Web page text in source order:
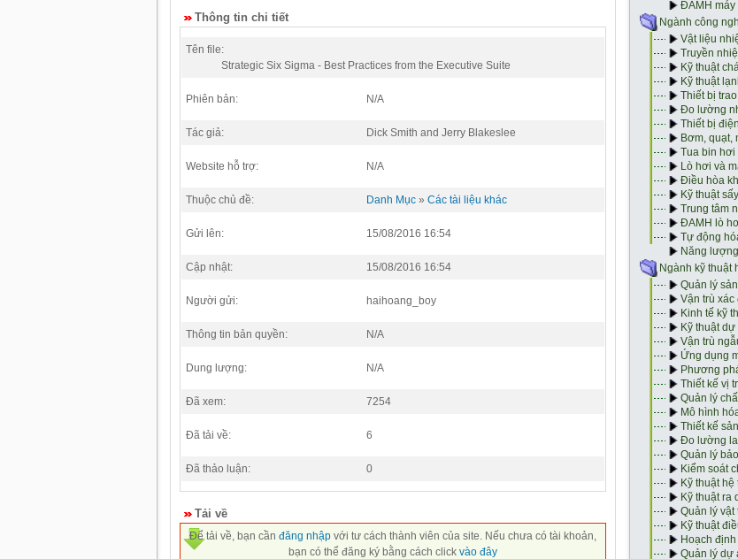
Thông tin chi tiết
Tên file:
Strategic Six Sigma - Best Practices from the Executive Suite
Phiên bản: N/A
Tác giả: Dick Smith and Jerry Blakeslee
Website hỗ trợ: N/A
Thuộc chủ đề: Danh Mục» Các tài liệu khác
Gửi lên: 15/08/2016 16:54
Cập nhật: 15/08/2016 16:54
Người gửi: haihoang_boy
Thông tin bản quyền: N/A
Dung lượng: N/A
Đã xem: 7254
Đã tải về: 6
Đã thảo luận: 0
Tải về
Để tải về, bạn cần đăng nhập với tư cách thành viên của site. Nếu chưa có tài khoản,
bạn có thể đăng ký bằng cách click vào đây